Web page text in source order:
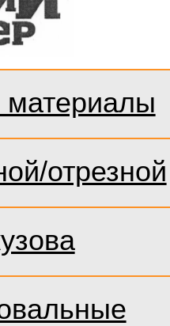
отрезной